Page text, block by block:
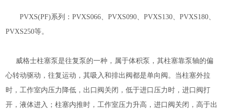
PVXS(PF)系列：PVXS066、PVXS090、PVXS130、PVXS180、
PVXS250等。
威格士柱塞泵是往复泵的一种，属于体积泵，其柱塞靠泵轴的偏
心转动驱动，往复运动，其吸入和排出阀都是单向阀。当柱塞外拉
时，工作室内压力降低，出口阀关闭，低于进口压力时，进口阀打
开，液体进入；柱塞内推时，工作室压力升高，进口阀关闭，高于出